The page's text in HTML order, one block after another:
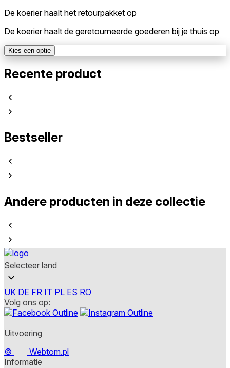
De koerier haalt het retourpakket op
De koerier haalt de geretourneerde goederen bij je thuis op
Kies een optie
Recente product
Bestseller
Andere producten in deze collectie
Selecteer land
UK DE FR IT PL ES RO
Volg ons op:
Uitvoering
©
Webtom.pl
Informatie